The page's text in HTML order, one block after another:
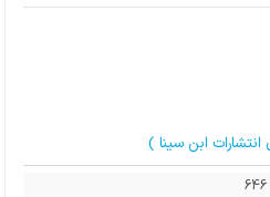
ابن سینا )
646